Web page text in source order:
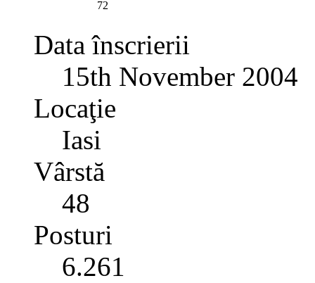
72
Data înscrierii
15th November 2004
Locaţie
Iasi
Vârstă
48
Posturi
6.261